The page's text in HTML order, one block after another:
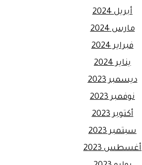
أبريل 2024
مارس 2024
فبراير 2024
يناير 2024
ديسمبر 2023
نوفمبر 2023
أكتوبر 2023
سبتمبر 2023
أغسطس 2023